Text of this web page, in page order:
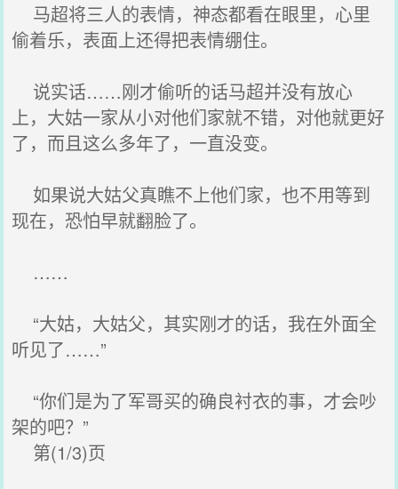
马超将三人的表情，神态都看在眼里，心里
偷着乐，表面上还得把表情绷住。
说实话……刚才偷听的话马超并没有放心
上，大姑一家从小对他们家就不错，对他就更好
了，而且这么多年了，一直没变。
如果说大姑父真瞧不上他们家，也不用等到
现在，恐怕早就翻脸了。
……
“大姑，大姑父，其实刚才的话，我在外面全
听见了……”
“你们是为了军哥买的确良衬衣的事，才会吵
架的吧？”
第(1/3)页